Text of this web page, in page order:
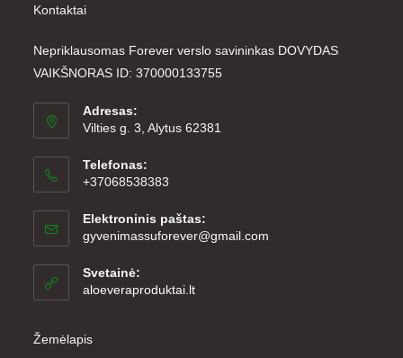
Kontaktai
Nepriklausomas Forever verslo savininkas DOVYDAS
VAIKŠNORAS ID: 370000133755
Adresas:
Vilties g. 3, Alytus 62381
Telefonas:
+37068538383
Elektroninis paštas:
gyvenimassuforever@gmail.com
Svetainė:
aloeveraproduktai.lt
Žemėlapis